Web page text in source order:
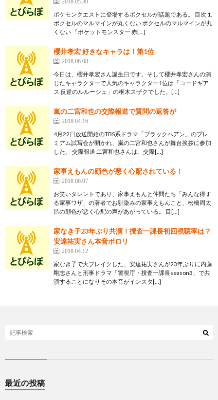
ポケモンクエストに登場するポクセルが話題である。 目次 1.
ポクセルのマルマインが丸くない ポクセルのマルマインが丸
くない 『ポケットモンスター 赤[…]
櫻井孝宏 好きなキャラは！第1位
2018.06.08
今日は、櫻井孝宏さん誕生日です。そして櫻井孝宏さんの演
じたキャラクターで人気のキャラクター1位は「コードギア
ス 反逆のルルーシュ」の枢木スザクでした。[…]
嵐の二宮和也の交際報道で質問の返答が
2018.04.16
4月22日放送開始のTBS系ドラマ「ブラックペアン」のプレ
ミアム試写会が開かれ、嵐の二宮和也さんが舞台挨拶に参加
した。 交際報道 二宮和也さんは、交際[…]
家事えもんの顔色が悪く心配されている！
2018.06.07
お笑いタレントであり、家事えもんと仲間たち「みんな得す
る家事ワザ」の著者でお馴染みの家事えもんこと、松橋周太
呂の顔色が悪く心配の声があがっている。 目[…]
家なき子23年ぶり共演！捜査一課長初回視聴率は？
安達祐実さん本音ポロリ
2018.04.12
家なき子で大ブレイクした、安達祐実さんが23年ぶりに内藤
剛志さんと刑事ドラマ「警視庁・捜査一課長season3」で共
演することになりその本音がインスタ[…]
最近の投稿